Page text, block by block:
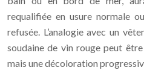
requalifiée en usure normale
refusée. L’analogie avec un
soudaine de vin rouge peut
mais une décoloration